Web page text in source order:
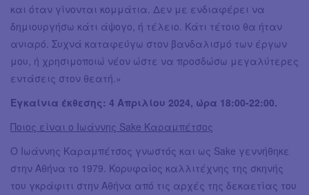
και όταν γίνονται κομμάτια. Δεν με ενδιαφέρει να
δημιουργήσω κάτι άψογο, ή τέλειο. Κάτι τέτοιο θα ήταν
ανιαρό. Συχνά καταφεύγω στον βανδαλισμό των έργων
μου, ή χρησιμοποιώ νέον ώστε να προσδώσω μεγαλύτερες
εντάσεις στον θεατή.»
Εγκαίνια έκθεσης: 4 Απριλίου 2024, ώρα 18:00-22:00.
Ποιος είναι ο Ιωάννης Sake Καραμπέτσος
Ο Ιωάννης Καραμπέτσος γνωστός και ως Sake γεννήθηκε
στην Αθήνα το 1979. Κορυφαίος καλλιτέχνης της σκηνής
του γκράφιτι στην Αθήνα από τις αρχές της δεκαετίας του